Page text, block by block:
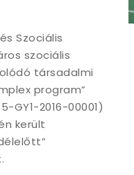
Szociális
szociális
társadalmi
program”
GY1-2016-00001)
került